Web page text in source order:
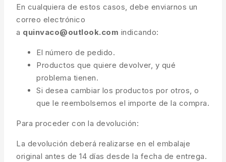
En cualquiera de estos casos, debe enviarnos un
correo electrónico
a quinvaco@outlook.com indicando:
El número de pedido.
Productos que quiere devolver, y qué
problema tienen.
Si desea cambiar los productos por otros, o
que le reembolsemos el importe de la compra.
Para proceder con la devolución:
La devolución deberá realizarse en el embalaje
original antes de 14 días desde la fecha de entrega.